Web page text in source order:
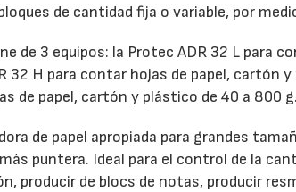
de cantidad fija o variable, por
de 3 equipos: la Protec ADR 32 L para
32 H para contar hojas de papel, cartón
de papel, cartón y plástico de 40 a 800 g.
de papel apropiada para grandes
puntera. Ideal para el control de la
producir de blocs de notas, producir